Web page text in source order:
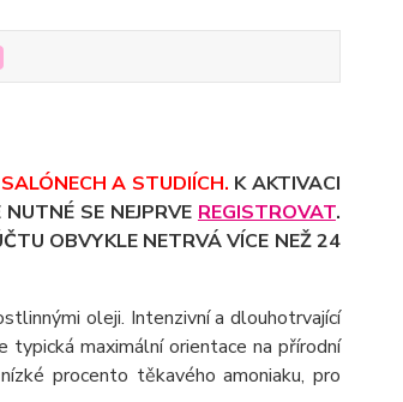
A STUDIÍCH. K AKTIVACI
SE NEJPRVE REGISTROVAT.
OBVYKLE NETRVÁ VÍCE NEŽ 24
oleji. Intenzivní a dlouhotrvající
maximální orientace na přírodní
procento těkavého amoniaku, pro